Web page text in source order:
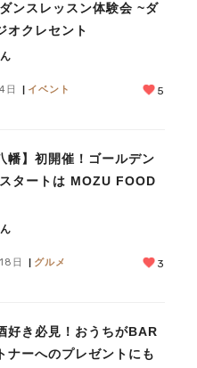
ンスレッスン体験会 ~ダ
オクレセント
日 イベント 5
幡】初開催！ゴールデン
タートは MOZU FOOD
日 グルメ 3
好き必見！おうちがBAR
ナーへのプレゼントにも